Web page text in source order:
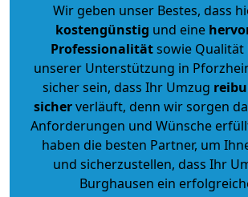
Wir geben unser Bestes, dass
kostengünstig und eine
Professionalitätsowie
unserer Unterstützung in
sicher sein, dass Ihr Umzug
sicherverläuft, denn wir sorgen
Anforderungen und Wünsche
haben die besten Partner, um
und sicherzustellen, dass Ihr
Burghausen ein